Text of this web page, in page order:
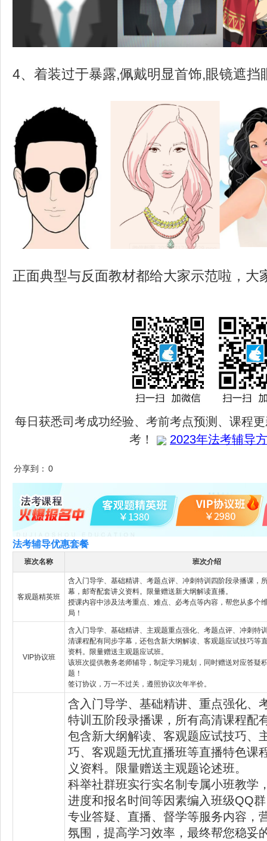
4、着装过于暴露,佩戴明显首饰,眼镜遮挡
正面典型与反面教材都给大家示范啦，大
每日获悉司考成功经验、考前考点预测、课程
考！
2023年法考辅导
分享到： 0
法考辅导优惠套餐
班次名称 班次介绍
客观题精英班
含入门导学、基础精讲、考题点评、冲刺特训四阶段录播课，
幕，邮寄配套讲义资料。限量赠送新大纲解读直播。
授课内容中涉及法考重点、难点、必考点等内容，帮您从多个
局！
VIP协议班
含入门导学、基础精讲、主观题重点强化、考题点评、冲刺特
清课程配有同步字幕，还包含新大纲解读、客观题应试技巧等
资料。限量赠送主观题应试班。
该班次提供教务老师辅导，制定学习规划，同时赠送对应答疑
题！
签订协议，万一不过关，遵照协议次年半价。
含入门导学、基础精讲、重点强化、
特训五阶段录播课，所有高清课程配
包含新大纲解读、客观题应试技巧、
巧、客观题无忧直播班等直播特色课
义资料。限量赠送主观题论述班。
科举社群班实行实名制专属小班教学
进度和报名时间等因素编入班级QQ
专业答疑、直播、督学等服务内容，
氛围，提高学习效率，最终帮您稳妥